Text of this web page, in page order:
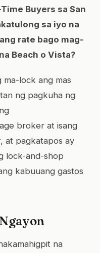
Buyers sa San
sa iyo na
rate bago mag-
Beach o Vista?
ma-lock ang mas
ng pagkuha ng
broker at isang
at pagkatapos ay
lock-and-shop
kabuuang gastos
na